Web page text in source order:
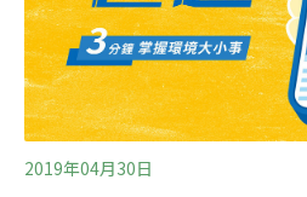
政部營建署建築管理科科長劉奇
2019年04月30日